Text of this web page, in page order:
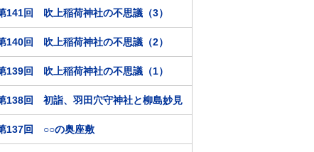
141回 吹上稲荷神社の不思議（3）
140回 吹上稲荷神社の不思議（2）
139回 吹上稲荷神社の不思議（1）
138回 初詣、羽田穴守神社と柳島妙見
137回 ○○の奥座敷